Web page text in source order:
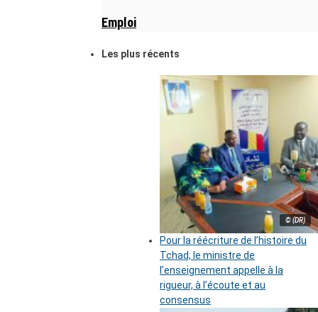
Emploi
Les plus récents
© (DR)
Pour la réécriture de l’histoire du
Tchad, le ministre de
l’enseignement appelle à la
rigueur, à l’écoute et au
consensus